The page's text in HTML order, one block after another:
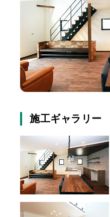
施工ギャラリー